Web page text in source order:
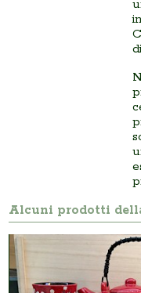
Alcuni prodotti